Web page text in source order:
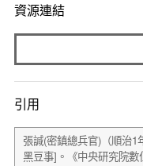
資源連結
引用